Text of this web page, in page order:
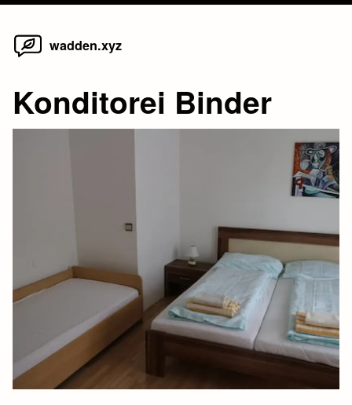
Skip
wadden.xyz
Konditorei Binder